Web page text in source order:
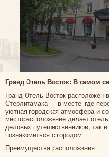
Гранд Отель Восток: В самом
Гранд Отель Восток расположен
Стерлитамака — в месте, где
уютная городская атмосфера и
месторасположение делает
деловых путешественников, так
познакомиться с городом.
Преимущества расположения: